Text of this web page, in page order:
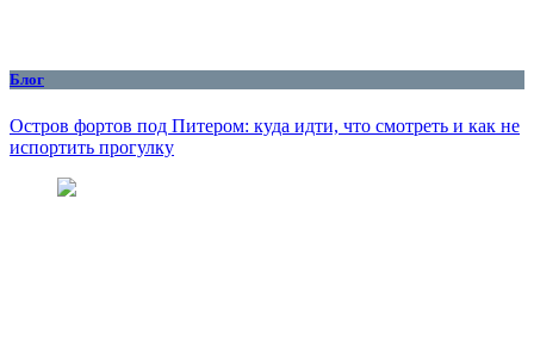
Блог
Остров фортов под Питером: куда идти, что смотреть и как не
испортить прогулку